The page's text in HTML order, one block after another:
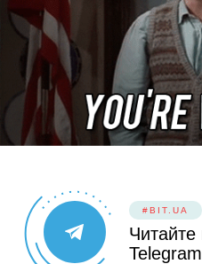
#BIT.UA
Читайте
Telegram